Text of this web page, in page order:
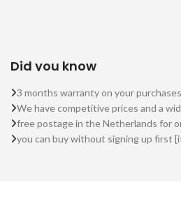
Did you know
3 months warranty on your purchases
We have competitive prices and a
free postage in the Netherlands for
you can buy without signing up first